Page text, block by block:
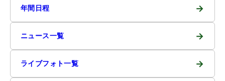
年間日程 →
ニュース一覧 →
ライブフォト一覧 →